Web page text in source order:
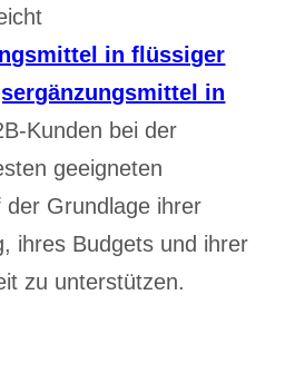
in flüssiger
in
Kunden bei der
geeigneten
Grundlage ihrer
ihres Budgets und ihrer
zu unterstützen.